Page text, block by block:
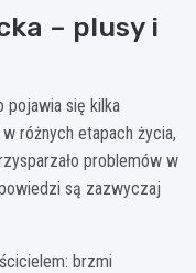
– plusy i
się kilka
różnych etapach życia,
problemów w
są zazwyczaj
brzmi